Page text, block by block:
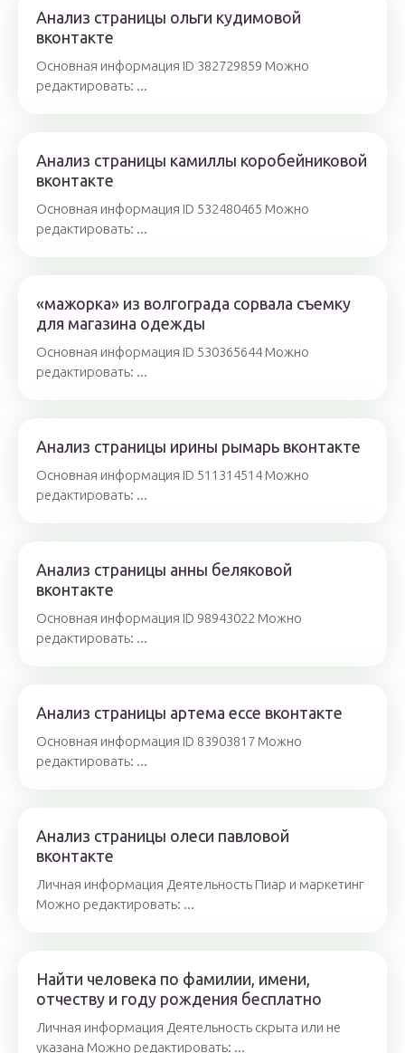
Анализ страницы ольги кудимовой
вконтакте
Основная информация ID 382729859 Можно
редактировать: ...
Анализ страницы камиллы коробейниковой
вконтакте
Основная информация ID 532480465 Можно
редактировать: ...
«мажорка» из волгограда сорвала съемку
для магазина одежды
Основная информация ID 530365644 Можно
редактировать: ...
Анализ страницы ирины рымарь вконтакте
Основная информация ID 511314514 Можно
редактировать: ...
Анализ страницы анны беляковой
вконтакте
Основная информация ID 98943022 Можно
редактировать: ...
Анализ страницы артема ессе вконтакте
Основная информация ID 83903817 Можно
редактировать: ...
Анализ страницы олеси павловой
вконтакте
Личная информация Деятельность Пиар и маркетинг
Можно редактировать: ...
Найти человека по фамилии, имени,
отчеству и году рождения бесплатно
Личная информация Деятельность скрыта или не
указана Можно редактировать: ...